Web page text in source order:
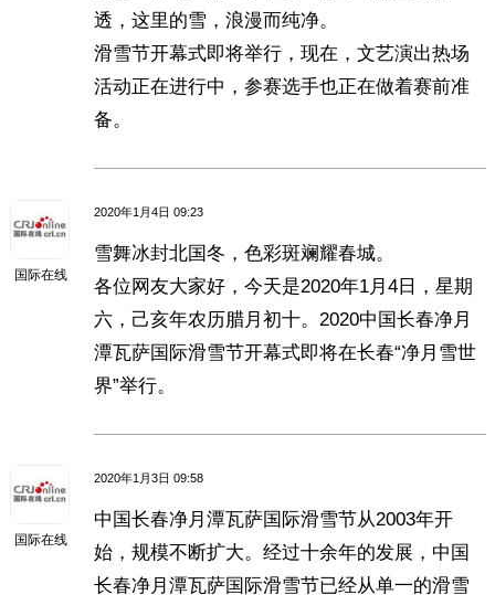
透，这里的雪，浪漫而纯净。
滑雪节开幕式即将举行，现在，文艺演出热场
活动正在进行中，参赛选手也正在做着赛前准
备。
国际在线
2020年1月4日 09:23
雪舞冰封北国冬，色彩斑斓耀春城。
各位网友大家好，今天是2020年1月4日，星期
六，己亥年农历腊月初十。2020中国长春净月
潭瓦萨国际滑雪节开幕式即将在长春“净月雪世
界”举行。
国际在线
2020年1月3日 09:58
中国长春净月潭瓦萨国际滑雪节从2003年开
始，规模不断扩大。经过十余年的发展，中国
长春净月潭瓦萨国际滑雪节已经从单一的滑雪